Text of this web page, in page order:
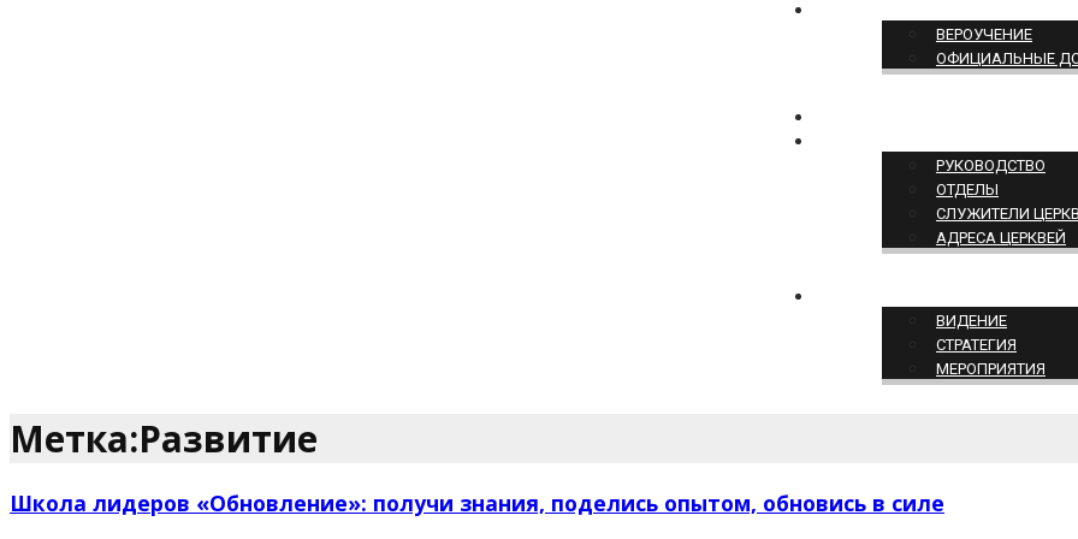
ВЕРОУЧЕНИЕ
ОФИЦИАЛЬНЫЕ
РУКОВОДСТВО
ОТДЕЛЫ
СЛУЖИТЕЛИ
АДРЕСА ЦЕРКВЕЙ
ВИДЕНИЕ
СТРАТЕГИЯ
МЕРОПРИЯТИЯ
Метка:Развитие
Школа лидеров «Обновление»: получи знания, поделись опытом, обновись в силе